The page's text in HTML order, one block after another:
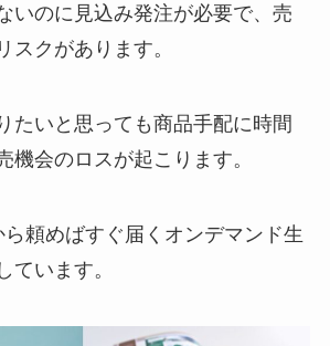
いのに見込み発注が必要で、売
スクがあります。
たいと思っても商品手配に時間
機会のロスが起こります。
頼めばすぐ届くオンデマンド生
ています。